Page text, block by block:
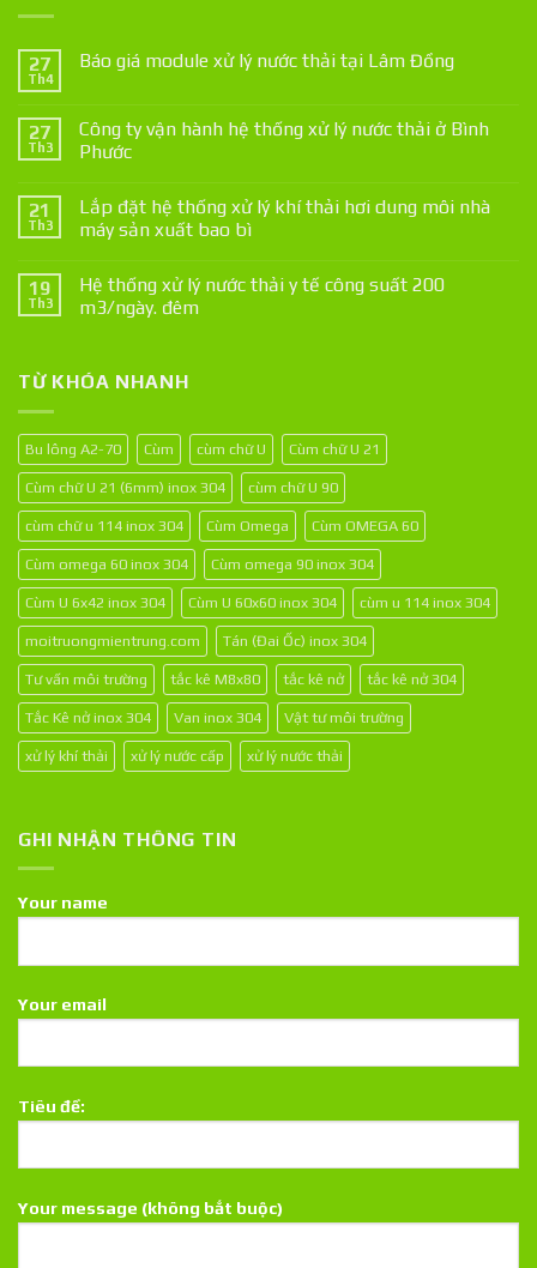
27
Th4
Báo giá module xử lý nước thải tại Lâm Đồng
27
Th3
Công ty vận hành hệ thống xử lý nước thải ở Bình
Phước
21
Th3
Lắp đặt hệ thống xử lý khí thải hơi dung môi nhà
máy sản xuất bao bì
19
Th3
Hệ thống xử lý nước thải y tế công suất 200
m3/ngày. đêm
TỪ KHÓA NHANH
Bu lông A2-70 Cùm cùm chữ U Cùm chữ U 21
Cùm chữ U 21 (6mm) inox 304 cùm chữ U 90
cùm chữ u 114 inox 304 Cùm Omega Cùm OMEGA 60
Cùm omega 60 inox 304 Cùm omega 90 inox 304
Cùm U 6x42 inox 304 Cùm U 60x60 inox 304 cùm u 114 inox 304
moitruongmientrung.com Tán (Đai Ốc) inox 304
Tư vấn môi trường tắc kê M8x80 tắc kê nở tắc kê nở 304
Tắc Kê nở inox 304 Van inox 304 Vật tư môi trường
xử lý khí thải xử lý nước cấp xử lý nước thải
GHI NHẬN THÔNG TIN
Your name
Your email
Tiêu đề:
Your message (không bắt buộc)